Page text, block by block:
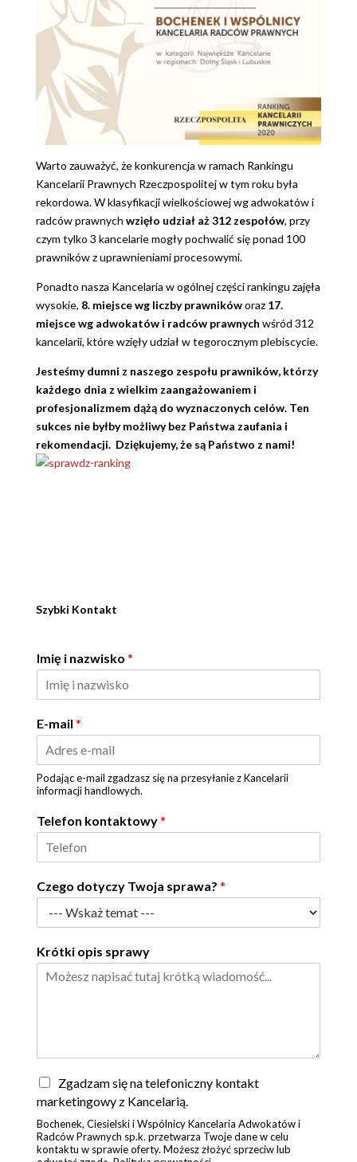
Warto zauważyć, że konkurencja w ramach Rankingu
Kancelarii Prawnych Rzeczpospolitej w tym roku była
rekordowa. W klasyfikacji wielkościowej wg adwokatów i
radców prawnych wzięło udział aż 312 zespołów, przy
czym tylko 3 kancelarie mogły pochwalić się ponad 100
prawników z uprawnieniami procesowymi.
Ponadto nasza Kancelaria w ogólnej części rankingu zajęła
wysokie, 8. miejsce wg liczby prawnikóworaz 17.
miejsce wg adwokatów i radców prawnych wśród 312
kancelarii, które wzięły udział w tegorocznym plebiscycie.
Jesteśmy dumni z naszego zespołu prawników, którzy
każdego dnia z wielkim zaangażowaniem i
profesjonalizmem dążą do wyznaczonych celów. Ten
sukces nie byłby możliwy bez Państwa zaufania i
rekomendacji. Dziękujemy, że są Państwo z nami!
Szybki Kontakt
Imię i nazwisko *
E-mail *
Podając e-mail zgadzasz się na przesyłanie z Kancelarii
informacji handlowych.
Telefon kontaktowy*
Czego dotyczy Twoja sprawa? *
Krótki opis sprawy
Z
g
d
a
Zgadzam się na telefoniczny kontakt
marketingowy z Kancelarią.
Bochenek, Ciesielski i Wspólnicy Kancelaria Adwokatów i
Radców Prawnych sp.k. przetwarza Twoje dane w celu
kontaktu w sprawie oferty. Możesz złożyć sprzeciw lub